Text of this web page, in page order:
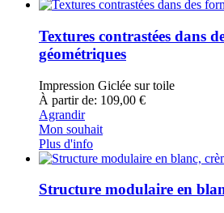
Textures contrastées dans
géométriques
Impression Giclée sur toile
À partir de: 109,00 €
Agrandir
Mon souhait
Plus d'info
Structure modulaire en